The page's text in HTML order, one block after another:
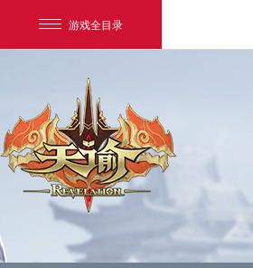
游戏全目录
网易游戏